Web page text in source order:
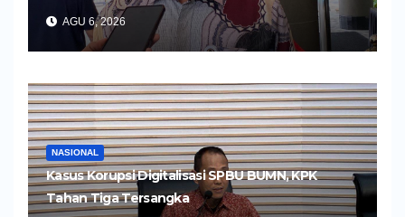
AGU 6, 2026
NASIONAL
Kasus Korupsi Digitalisasi SPBU BUMN, KPK
Tahan Tiga Tersangka